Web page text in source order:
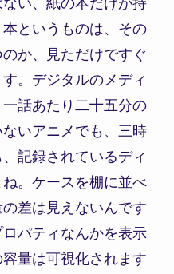
というものは、その
か、見ただけですぐ
。デジタルのメディ
話あたり二十五分の
いアニメでも、三時
記録されているディ
。ケースを棚に並べ
差は見えないんです
パティなんかを表示
量は可視化されます